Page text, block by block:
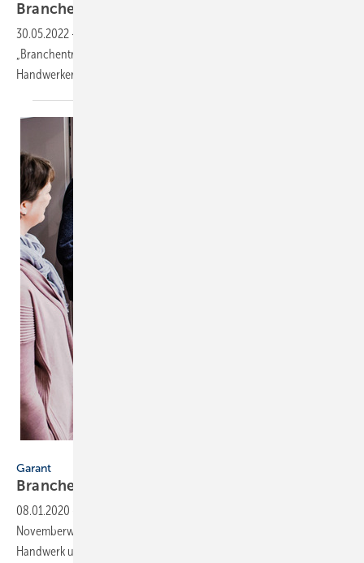
Branchentreff direkt – Bad Heizung
30.05.2022 -
„Branchentreff direkt – Bad Heizung Service“ im Oktober Aussteller,
Handwerker und Servicepartner
Garant
Branchentreff: Bad 60+ im
08.01.2020
Novemberwochenende trafen sich Branchenvertreter aus dem SHK-
Handwerk und Handel sowie dem Küchen- und Möbelbereich in den